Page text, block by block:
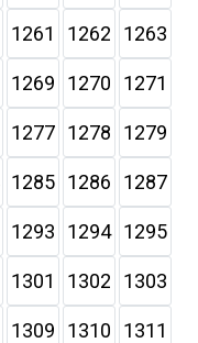
1261 1262 1263
1269 1270 1271
1277 1278 1279
1285 1286 1287
1293 1294 1295
1301 1302 1303
1309 1310 1311